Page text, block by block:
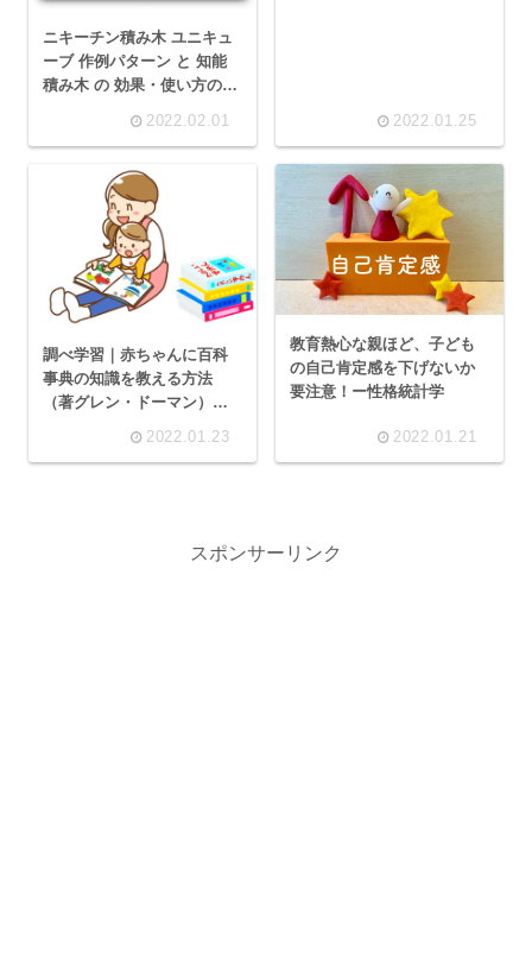
ニキーチン積み木 ユニキュ
ーブ 作例パターン と 知能
積み木 の 効果・使い方のコ
2022.02.01 2022.01.25
調べ学習｜赤ちゃんに百科
事典の知識を教える方法
（著グレン・ドーマン）が
2022.01.23
教育熱心な親ほど、子ども
の自己肯定感を下げないか
要注意！ー性格統計学
2022.01.21
スポンサーリンク